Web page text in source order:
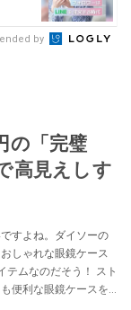
by
の「完璧
高見えしす
すよね。ダイソーの
しゃれな眼鏡ケース
テムなのだそう！ スト
便利な眼鏡ケースを